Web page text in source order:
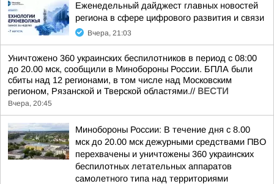
Еженедельный дайджест главных новостей
региона в сфере цифрового развития и связи
Вчера, 21:03
Уничтожено 360 украинских беспилотников в период с 08:00
до 20.00 мск, сообщили в Минобороны России. БПЛА были
сбиты над 12 регионами, в том числе над Московским
регионом, Рязанской и Тверской областями.// ВЕСТИ
Вчера, 20:45
Минобороны России: В течение дня с 8.00
мск до 20.00 мск дежурными средствами ПВО
перехвачены и уничтожены 360 украинских
беспилотных летательных аппаратов
самолетного типа над территориями